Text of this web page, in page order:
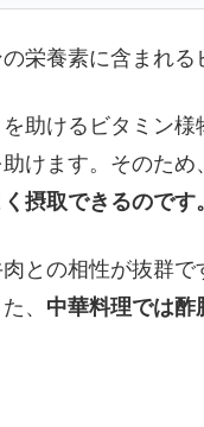
栄養素に含まれる
助けるビタミン
けます。そのため
摂取できるのです。
との相性が抜群
、 中華料理では酢